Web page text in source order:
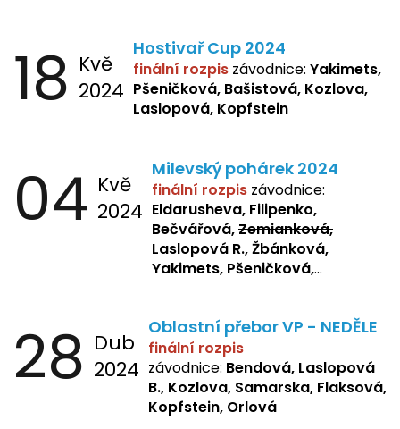
18 Kvě
2024
Hostivař Cup 2024
finální rozpis závodnice: Yakimets,
Pšeničková, Bašistová, Kozlova,
Laslopová, Kopfstein
04 Kvě
2024
Milevský pohárek 2024
finální rozpis závodnice:
Eldarusheva, Filipenko,
Bečvářová,Zemianková,
Laslopová R., Žbánková,
Yakimets, Pšeničková,
28 Dub
2024
Oblastní přebor VP - NEDĚLE
finální rozpis
závodnice: Bendová, Laslopová
B., Kozlova, Samarska, Flaksová,
Kopfstein, Orlová